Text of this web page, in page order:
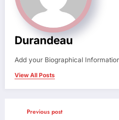
Durandeau
Add your Biographical
View All Posts
Previous post